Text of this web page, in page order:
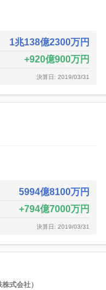
1兆138億2300万円
920億900万円
決算日: 2019/03/31
5994億8100万円
794億7000万円
決算日: 2019/03/31
式会社）